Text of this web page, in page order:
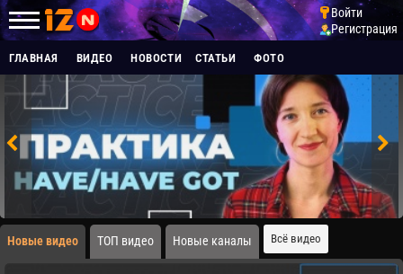
Войти
Регистрация
ГЛАВНАЯ ВИДЕО НОВОСТИ СТАТЬИ ФОТО
Новые видео ТОП видео Новые каналы Всё видео